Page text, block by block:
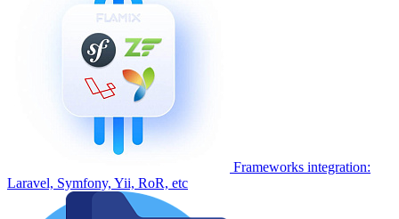
Frameworks integration:
Laravel, Symfony, Yii, RoR, etc